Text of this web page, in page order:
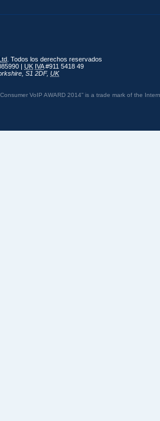
. Todos los derechos reservados
| UK IVA#911 5418 49
S1 2DF, UK
VoIP AWARD 2014” is a trade mark of the